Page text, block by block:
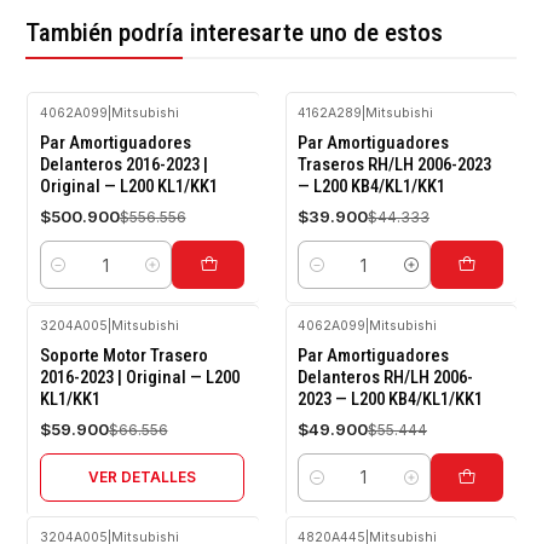
También podría interesarte uno de estos
-10%
OFF
4062A099 Mitsubishi
Par Amortiguadores
Delanteros 2016-2023 |
Original — L200 KL1/KK1
$500.900$556.556
Cantidad
-10%
OFF
4162A289 Mitsubishi
Par Amortiguadores
Traseros RH/LH 2006-2023
— L200 KB4/KL1/KK1
$39.900$44.333
Cantidad
-10%
OFF
Agotado
3204A005 Mitsubishi
Soporte Motor Trasero
2016-2023 | Original — L200
KL1/KK1
$59.900$66.556
VER DETALLES
-10%
OFF
4062A099 Mitsubishi
Par Amortiguadores
Delanteros RH/LH 2006-
2023 — L200 KB4/KL1/KK1
$49.900$55.444
Cantidad
3204A005 Mitsubishi 4820A445 Mitsubishi